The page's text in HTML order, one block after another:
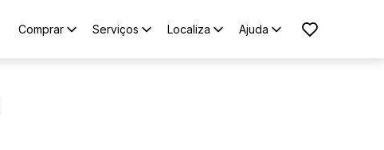
Comprar Serviços Localiza Ajuda